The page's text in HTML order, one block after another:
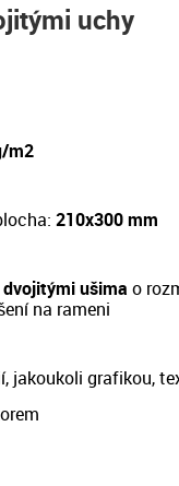
uchy
m2
210x300 mm
ušima o
na rameni
jakoukoli grafikou,